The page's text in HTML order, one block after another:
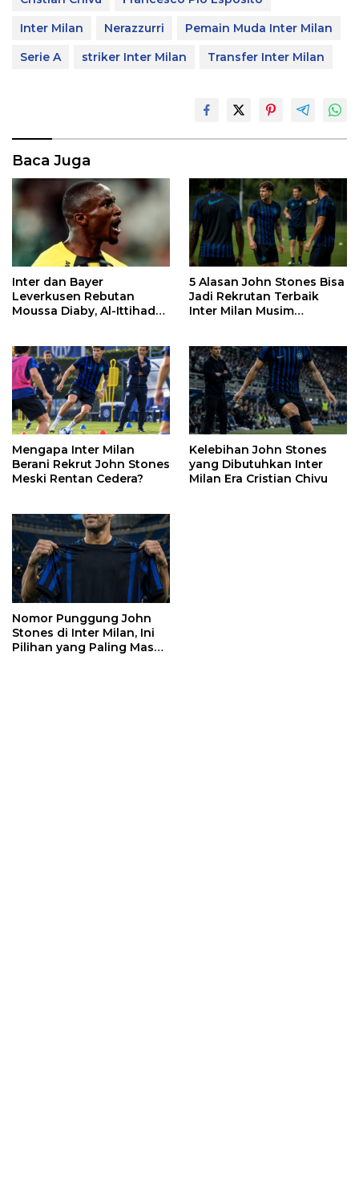
Inter Milan
Nerazzurri
Pemain Muda Inter Milan
Serie A
striker Inter Milan Transfer Inter Milan
Baca Juga
Inter dan Bayer
Leverkusen Rebutan
Moussa Diaby, Al-Ittihad
5 Alasan John Stones Bisa
Jadi Rekrutan Terbaik
Inter Milan Musim
Mengapa Inter Milan
Berani Rekrut John Stones
Meski Rentan Cedera?
Kelebihan John Stones
yang Dibutuhkan Inter
Milan Era Cristian Chivu
Nomor Punggung John
Stones di Inter Milan, Ini
Pilihan yang Paling Masuk